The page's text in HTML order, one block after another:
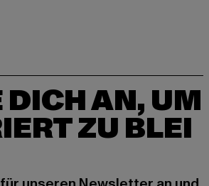
DICH AN, UM
ZU BLEI